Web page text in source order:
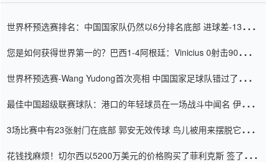
世界杯预选赛排名：中国国家队仍然以6分排名底部 进球差-13令人
您是如何获得世界第一的？巴西1-4阿根廷：Vinicius 0射击90分钟
世界杯预选赛-Wang Yudong首次亮相 中国国家足球队错过了世界
最佳中国超级联赛球队：港口的年轻球员在一场战斗中闻名 伊万放
3场比赛中有23张射门在底部 郭安无效传球 鸟儿被用来摆脱它
花钱找麻烦！切尔西以5200万美元的价格购买了菲利克斯 签了7年